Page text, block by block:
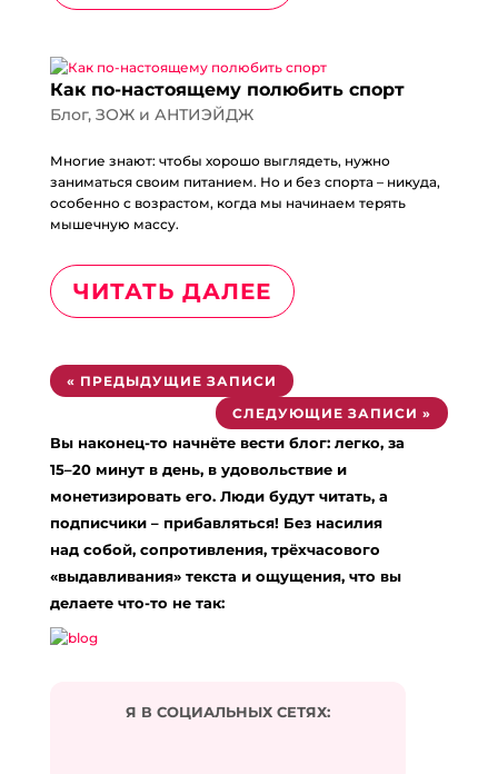
Как по-настоящему полюбить спорт
Блог, ЗОЖ и АНТИЭЙДЖ
Многие знают: чтобы хорошо выглядеть, нужно
заниматься своим питанием. Но и без спорта – никуда,
особенно с возрастом, когда мы начинаем терять
мышечную массу.
ЧИТАТЬ ДАЛЕЕ
« ПРЕДЫДУЩИЕ ЗАПИСИ
СЛЕДУЮЩИЕ ЗАПИСИ »
Вы наконец-то начнёте вести блог: легко, за
15–20 минут в день, в удовольствие и
монетизировать его. Люди будут читать, а
подписчики – прибавляться! Без насилия
над собой, сопротивления, трёхчасового
«выдавливания» текста и ощущения, что вы
делаете что-то не так:
Я В СОЦИАЛЬНЫХ СЕТЯХ: